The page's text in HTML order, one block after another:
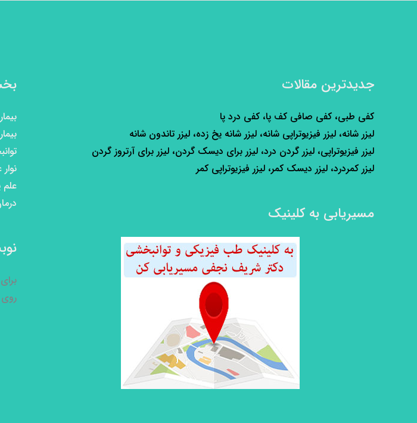
جدیدترین مقالات
کفی طبی، کفی صافی کف پا، کفی درد پا
لیزر شانه، لیزر فیزیوتراپی شانه، لیزر شانه یخ زده، لیزر تاندون شانه
لیزر فیزیوتراپی، لیزر گردن درد، لیزر برای دیسک گردن، لیزر برای آرتروز گردن
لیزر کمردرد، لیزر دیسک کمر، لیزر فیزیوتراپی کمر
مسیریابی به کلینیک
روی